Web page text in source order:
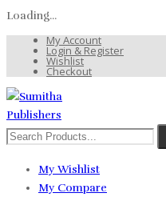
Loading...
My Account
Login & Register
Wishlist
Checkout
My Wishlist
My Compare